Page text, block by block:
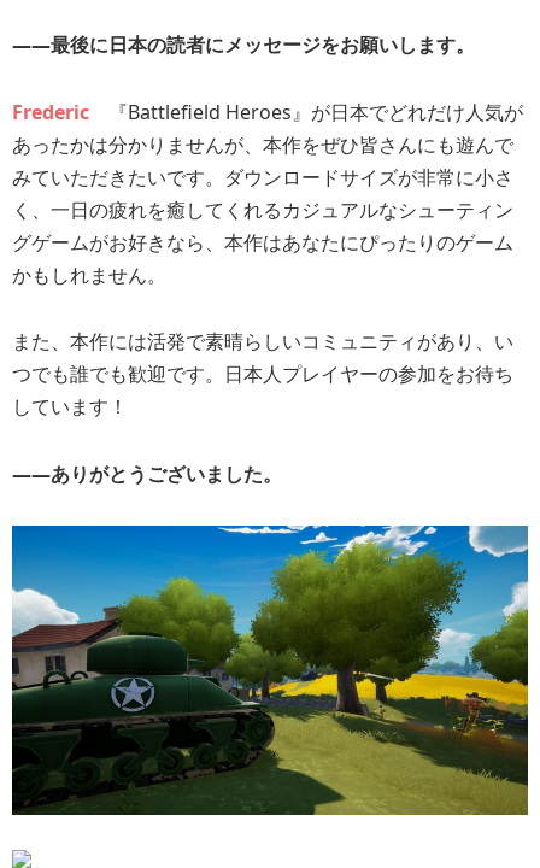
――最後に日本の読者にメッセージをお願いします。
Frederic 『Battlefield Heroes』が日本でどれだけ人気が
あったかは分かりませんが、本作をぜひ皆さんにも遊んで
みていただきたいです。ダウンロードサイズが非常に小さ
く、一日の疲れを癒してくれるカジュアルなシューティン
グゲームがお好きなら、本作はあなたにぴったりのゲーム
かもしれません。
また、本作には活発で素晴らしいコミュニティがあり、い
つでも誰でも歓迎です。日本人プレイヤーの参加をお待ち
しています！
――ありがとうございました。